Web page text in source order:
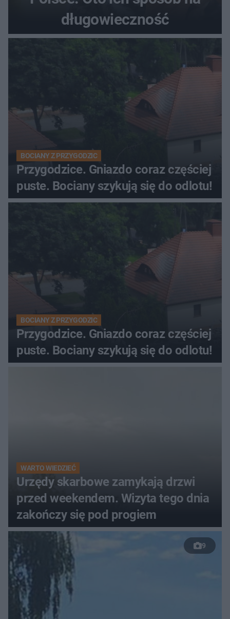
długowieczność
BOCIANY Z PRZYGODZIC
Przygodzice. Gniazdo coraz częściej
puste. Bociany szykują się do odlotu!
BOCIANY Z PRZYGODZIC
Przygodzice. Gniazdo coraz częściej
puste. Bociany szykują się do odlotu!
WARTO WIEDZIEĆ
Urzędy skarbowe zamykają drzwi
przed weekendem. Wizyta tego dnia
zakończy się pod progiem
9